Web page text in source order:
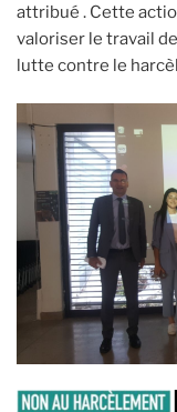
attribué . Cette
valoriser le travail
lutte contre le